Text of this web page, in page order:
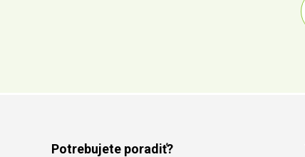
Potrebujete poradiť?